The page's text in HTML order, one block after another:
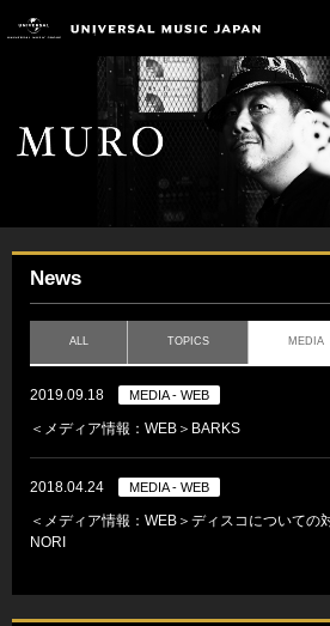
News
ALL TOPICS MEDIA
2019.09.18 MEDIA - WEB
＜メディア情報：WEB＞BARKS
2018.04.24 MEDIA - WEB
＜メディア情報：WEB＞ディスコについての
NORI